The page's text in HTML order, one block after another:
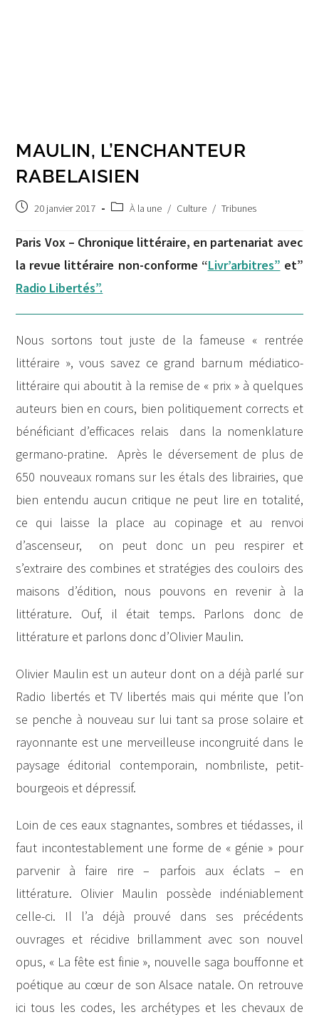
MAULIN, L’ENCHANTEUR
RABELAISIEN
Post20 janvier 2017
PostÀ la une / Culture / Tribunes
Paris Vox – Chronique littéraire, en partenariat avec
la revue littéraire non-conforme “Livr’arbitres” et”
Radio Libertés”.
Nous sortons tout juste de la fameuse « rentrée
littéraire », vous savez ce grand barnum médiatico-
littéraire qui aboutit à la remise de « prix » à quelques
auteurs bien en cours, bien politiquement corrects et
bénéficiant d’efficaces relais dans la nomenklature
germano-pratine. Après le déversement de plus de
650 nouveaux romans sur les étals des librairies, que
bien entendu aucun critique ne peut lire en totalité,
ce qui laisse la place au copinage et au renvoi
d’ascenseur, on peut donc un peu respirer et
s’extraire des combines et stratégies des couloirs des
maisons d’édition, nous pouvons en revenir à la
littérature. Ouf, il était temps. Parlons donc de
littérature et parlons donc d’Olivier Maulin.
Olivier Maulin est un auteur dont on a déjà parlé sur
Radio libertés et TV libertés mais qui mérite que l’on
se penche à nouveau sur lui tant sa prose solaire et
rayonnante est une merveilleuse incongruité dans le
paysage éditorial contemporain, nombriliste, petit-
bourgeois et dépressif.
Loin de ces eaux stagnantes, sombres et tiédasses, il
faut incontestablement une forme de « génie » pour
parvenir à faire rire – parfois aux éclats – en
littérature. Olivier Maulin possède indéniablement
celle-ci. Il l’a déjà prouvé dans ses précédents
ouvrages et récidive brillamment avec son nouvel
opus, « La fête est finie », nouvelle saga bouffonne et
poétique au cœur de son Alsace natale. On retrouve
ici tous les codes, les archétypes et les chevaux de